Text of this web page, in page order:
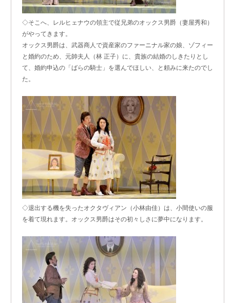
◇そこへ、レルヒェナウの領主で従兄弟のオックス男爵（妻屋秀和）
がやってきます。
オックス男爵は、武器商人で資産家のファーニナル家の娘、ゾフィー
と婚約のため、元帥夫人（林 正子）に、貴族の結婚のしきたりとし
て、婚約申込の「ばらの騎士」を選んでほしい、と頼みに来たのでし
た。
◇退出する機を失ったオクタヴィアン（小林由佳）は、小間使いの服
を着て現れます。オックス男爵はその初々しさに夢中になります。